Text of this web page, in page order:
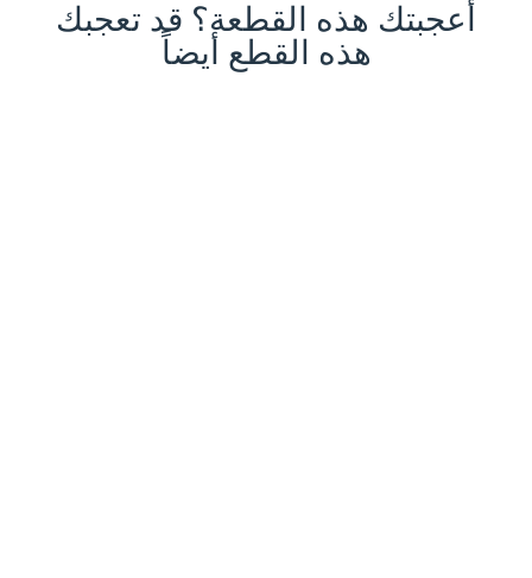
أعجبتك هذه القطعة؟ قد تعجبك
هذه القطع أيضاً